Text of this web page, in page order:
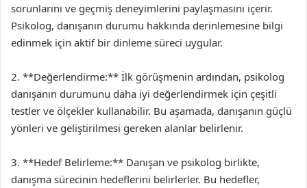
sorunlarını ve geçmiş deneyimlerini paylaşmasını içerir.
Psikolog, danışanın durumu hakkında derinlemesine bilgi
edinmek için aktif bir dinleme süreci uygular.
2. **Değerlendirme:** İlk görüşmenin ardından, psikolog
danışanın durumunu daha iyi değerlendirmek için çeşitli
testler ve ölçekler kullanabilir. Bu aşamada, danışanın güçlü
yönleri ve geliştirilmesi gereken alanlar belirlenir.
3. **Hedef Belirleme:** Danışan ve psikolog birlikte,
danışma sürecinin hedeflerini belirlerler. Bu hedefler,